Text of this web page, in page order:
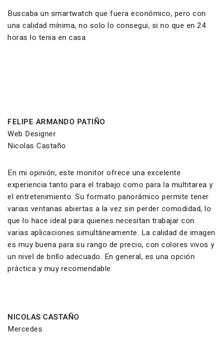
Buscaba un smartwatch que fuera económico, pero con
una calidad mínima, no solo lo consegui, si no que en 24
horas lo tenia en casa
FELIPE ARMANDO PATIÑO
Web Designer
Nicolas Castaño
En mi opinión, este monitor ofrece una excelente
experiencia tanto para el trabajo como para la multitarea y
el entretenimiento. Su formato panorámico permite tener
varias ventanas abiertas a la vez sin perder comodidad, lo
que lo hace ideal para quienes necesitan trabajar con
varias aplicaciones simultáneamente. La calidad de imagen
es muy buena para su rango de precio, con colores vivos y
un nivel de brillo adecuado. En general, es una opción
práctica y muy recomendable.
NICOLAS CASTAÑO
Mercedes